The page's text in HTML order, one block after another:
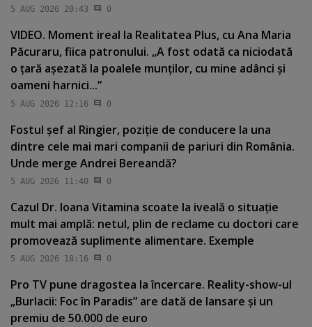
5 AUG 2026 20:43 0
VIDEO. Moment ireal la Realitatea Plus, cu Ana Maria
Păcuraru, fiica patronului. „A fost odată ca niciodată
o ţară aşezată la poalele munţilor, cu mine adânci şi
oameni harnici...”
5 AUG 2026 12:16 0
Fostul şef al Ringier, poziţie de conducere la una
dintre cele mai mari companii de pariuri din România.
Unde merge Andrei Bereandă?
5 AUG 2026 11:40 0
Cazul Dr. Ioana Vitamina scoate la iveală o situaţie
mult mai amplă: netul, plin de reclame cu doctori care
promovează suplimente alimentare. Exemple
5 AUG 2026 18:16 0
Pro TV pune dragostea la încercare. Reality-show-ul
„Burlacii: Foc în Paradis” are dată de lansare şi un
premiu de 50.000 de euro